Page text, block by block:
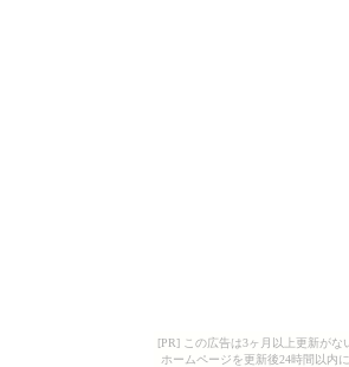
[PR] この広告は3ヶ月以上更新がな
ホームページを更新後24時間以内